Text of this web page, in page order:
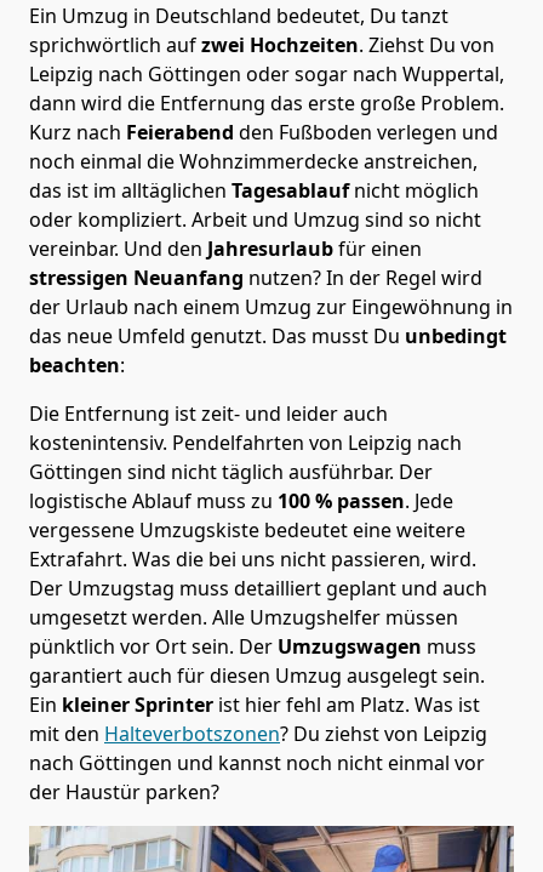
Ein Umzug in Deutschland bedeutet, Du tanzt
sprichwörtlich aufzwei Hochzeiten. Ziehst Du von
Leipzig nach Göttingen oder sogar nach Wuppertal,
dann wird die Entfernung das erste große Problem.
Kurz nach Feierabend den Fußboden verlegen und
noch einmal die Wohnzimmerdecke anstreichen,
das ist im alltäglichen Tagesablaufnicht möglich
oder kompliziert. Arbeit und Umzug sind so nicht
vereinbar. Und den Jahresurlaubfür einen
stressigen Neuanfang nutzen? In der Regel wird
der Urlaub nach einem Umzug zur Eingewöhnung in
das neue Umfeld genutzt. Das musst Du unbedingt
beachten:
Die Entfernung ist zeit- und leider auch
kostenintensiv. Pendelfahrten von Leipzig nach
Göttingen sind nicht täglich ausführbar. Der
logistische Ablauf muss zu 100 % passen. Jede
vergessene Umzugskiste bedeutet eine weitere
Extrafahrt. Was die bei uns nicht passieren, wird.
Der Umzugstag muss detailliert geplant und auch
umgesetzt werden. Alle Umzugshelfer müssen
pünktlich vor Ort sein. Der Umzugswagen muss
garantiert auch für diesen Umzug ausgelegt sein.
Ein kleiner Sprinter ist hier fehl am Platz. Was ist
mit den Halteverbotszonen? Du ziehst von Leipzig
nach Göttingen und kannst noch nicht einmal vor
der Haustür parken?